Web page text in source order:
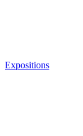
Expositions